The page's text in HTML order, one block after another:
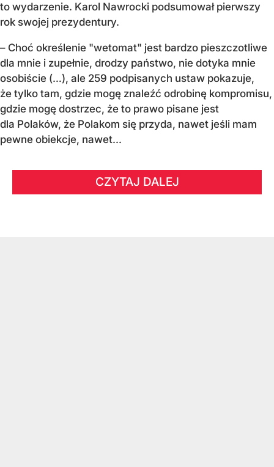
to wydarzenie. Karol Nawrocki podsumował pierwszy
rok swojej prezydentury.
– Choć określenie "wetomat" jest bardzo pieszczotliwe
dla mnie i zupełnie, drodzy państwo, nie dotyka mnie
osobiście (…), ale 259 podpisanych ustaw pokazuje,
że tylko tam, gdzie mogę znaleźć odrobinę kompromisu,
gdzie mogę dostrzec, że to prawo pisane jest
dla Polaków, że Polakom się przyda, nawet jeśli mam
pewne obiekcje, nawet...
CZYTAJ DALEJ